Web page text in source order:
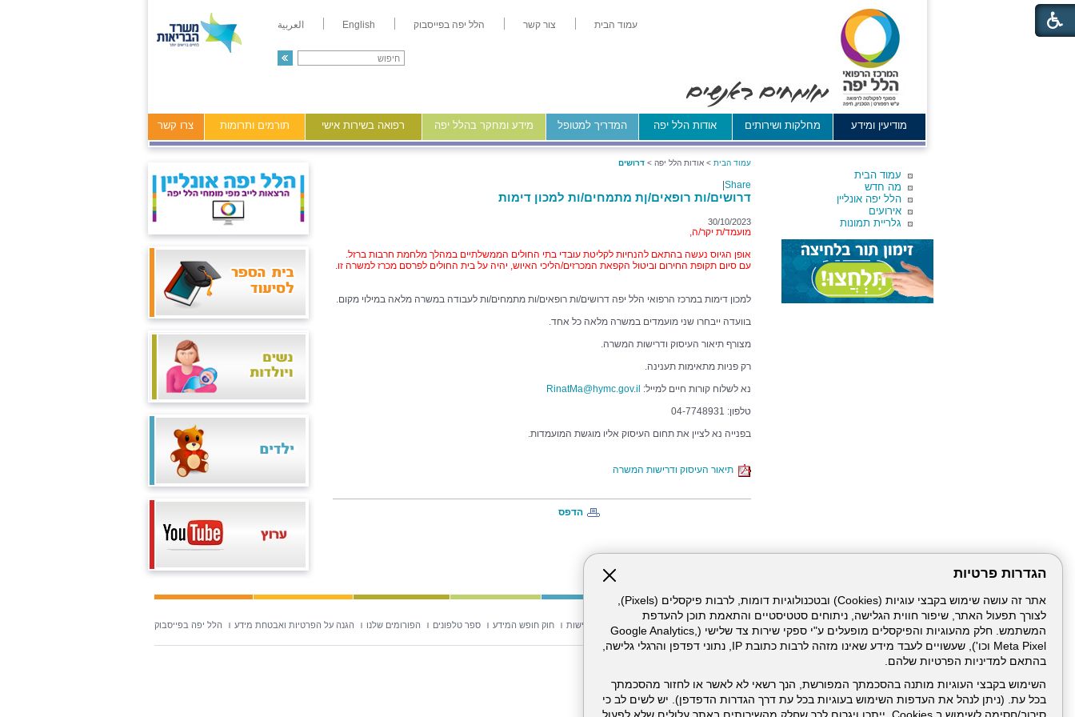
הגדרות פרטיות
אתר זה עושה שימוש בקבצי עוגיות (Cookies) ובטכנולוגיות דומות, לרבות פיקסלים (Pixels),
לצורך תפעול האתר, שיפור חווית הגלישה, ניתוחים סטטיסטיים והתאמת תוכן להעדפת
המשתמש. חלק מהעוגיות והפיקסלים מופעלים ע"י ספקי שירות צד שלישי (Google Analytics,
Meta Pixel וכו'), שעשויים לעבד מידע שאינו מזהה לרבות כתובת IP, נתוני דפדפן והרגלי גלישה,
בהתאם למדיניות הפרטיות שלהם.
השימוש בקבצי העוגיות מותנה בהסכמתך המפורשת, הנך רשאי לא לאשר או לחזור מהסכמתך
בכל עת. (ניתן לנהל את העדפות השימוש בעוגיות בכל עת דרך הגדרות הדפדפן). יש לשים לב כי
עמוד הבית צור קשר הלל יפה בפייסבוק English العربية
מודיעין ומידע מחלקות ושירותים אודות הלל יפה המדריך למטופל מידע ומחקר בהלל יפה רפואה בשירות אישי תורמים ותרומות צרו קשר
עמוד הבית
מה חדש
הלל יפה אונליין
אירועים
גלריית תמונות
עמוד הבית > אודות הלל יפה > דרושים
Share
דרושים/ות רופאים/ןת מתמחים/ות למכון דימות
30/10/2023
מועמד/ת יקר/ה,
אופן הגיוס נעשה בהתאם להנחיות לקליטת עובדי בתי החולים הממשלתיים במהלך מלחמת חרבות ברזל.
עם סיום תקופת החירום וביטול הקפאת המכרזים/הליכי האיוש, יהיה על בית החולים לפרסם מכרז למשרה זו.
למכון דימות במרכז הרפואי הלל יפה דרושים/ות רופאים/ות מתמחים/ות לעבודה במשרה מלאה במילוי מקום.
בוועדה ייבחרו שני מועמדים במשרה מלאה כל אחד.
מצורף תיאור העיסוק ודרישות המשרה.
רק פניות מתאימות תענינה.
נא לשלוח קורות חיים למייל: RinatMa@hymc.gov.il
טלפון: 04-7748931
בפנייה נא לציין את תחום העיסוק אליו מוגשת המועמדות.
תיאור העיסוק ודרישות המשרה
הדפס
תנאי שימוש באתר מפת אתר הצהרת נגישות חוק חופש המידע ספר טלפונים הפורומים שלנו הגנה על הפרטיות ואבטחת מידע הלל יפה בפייסבוק
ניהול תכנים: